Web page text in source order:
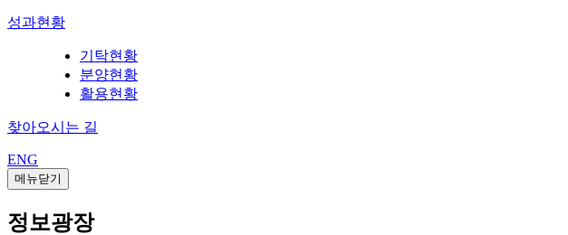
성과현황
기탁현황
분양현황
활용현황
찾아오시는 길
ENG
메뉴닫기
정보광장